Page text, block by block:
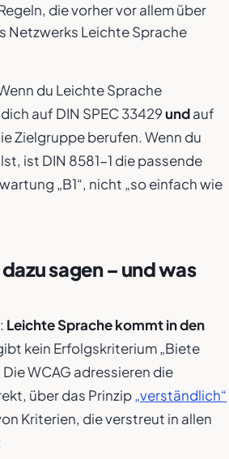
die vorher vor allem über
Netzwerks Leichte Sprache
du Leichte Sprache
auf DIN SPEC 33429undauf
Zielgruppe berufen. Wenn du
ist DIN 8581-1 die passende
„B1“, nicht „so einfach wie
sagen – und was
Leichte Sprache kommt in den
kein Erfolgskriterium „Biete
WCAG adressieren die
über das Prinzip„verständlich“
Kriterien, die verstreut in allen